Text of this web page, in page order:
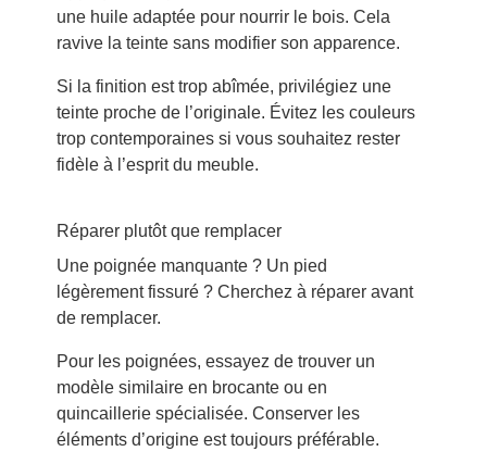
une huile adaptée pour nourrir le bois. Cela
ravive la teinte sans modifier son apparence.
Si la finition est trop abîmée, privilégiez une
teinte proche de l’originale. Évitez les couleurs
trop contemporaines si vous souhaitez rester
fidèle à l’esprit du meuble.
Réparer plutôt que remplacer
Une poignée manquante ? Un pied
légèrement fissuré ? Cherchez à réparer avant
de remplacer.
Pour les poignées, essayez de trouver un
modèle similaire en brocante ou en
quincaillerie spécialisée. Conserver les
éléments d’origine est toujours préférable.